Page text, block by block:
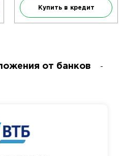
Купить в кредит
от банков